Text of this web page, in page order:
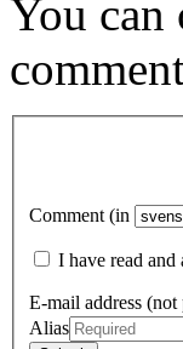
You can
Comment (in
I have read and
E-mail address (not
Alias